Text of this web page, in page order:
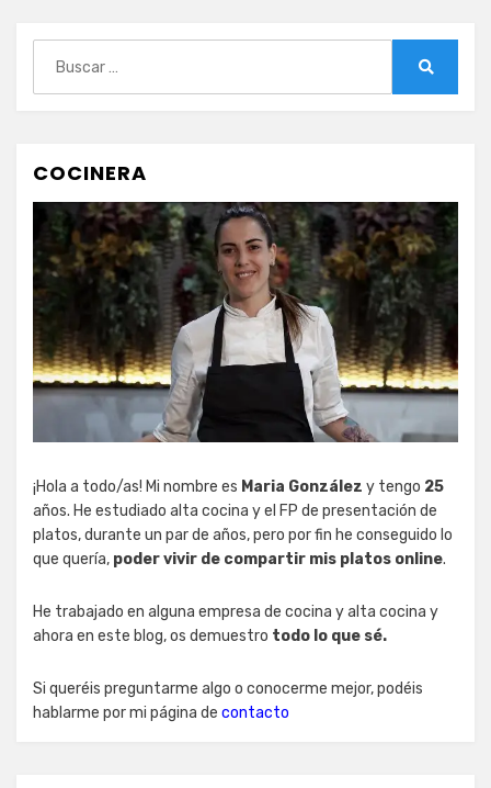
COCINERA
¡Hola a todo/as! Mi nombre es Maria González y tengo 25
años. He estudiado alta cocina y el FP de presentación de
platos, durante un par de años, pero por fin he conseguido lo
que quería, poder vivir de compartir mis platos online.
He trabajado en alguna empresa de cocina y alta cocina y
ahora en este blog, os demuestro todo lo que sé.
Si queréis preguntarme algo o conocerme mejor, podéis
hablarme por mi página de contacto